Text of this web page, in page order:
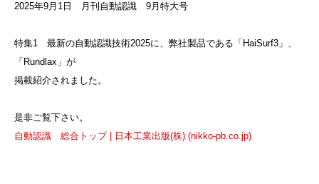
2025年9月1日 月刊自動認識 9月特大号
特集1 最新の自動認識技術2025に、弊社製品である「HaiSurf3」、
「Rundlax」が
掲載紹介されました。
是非ご覧下さい。
自動認識 総合トップ | 日本工業出版(株) (nikko-pb.co.jp)